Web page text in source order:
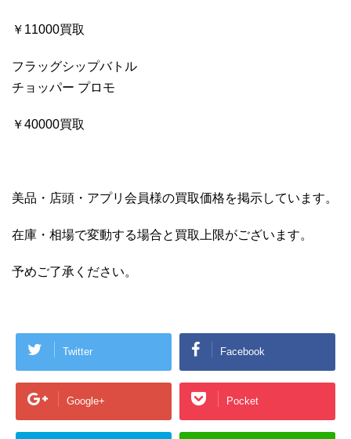
￥11000買取
フラッグシップバトル
チョッパー プロモ
￥40000買取
美品・店頭・アプリ会員様の買取価格を掲示しています。
在庫・相場で変動する場合と買取上限がございます。
予めご了承ください。
Twitter Facebook
Google+ Pocket